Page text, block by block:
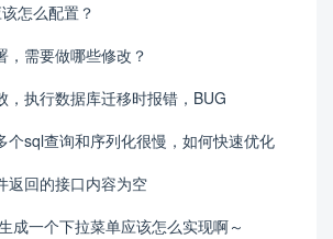
怎么配置？
，需要做哪些修改？
，执行数据库迁移时报错，BUG
个sql查询和序列化很慢，如何快速优化
返回的接口内容为空
成一个下拉菜单应该怎么实现啊～